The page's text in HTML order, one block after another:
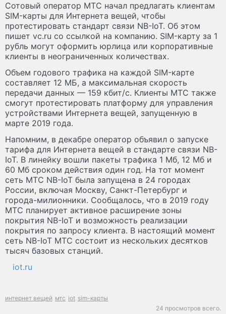
Сотовый оператор МТС начал предлагать клиентам
SIM-карты для Интернета вещей, чтобы
протестировать стандарт связи NB-IoT. Об этом
пишет vc.ru со ссылкой на компанию. SIM-карту за 1
рубль могут оформить юрлица или корпоративные
клиенты в неограниченных количествах.
Объем годового трафика на каждой SIM-карте
составляет 12 МБ, а максимальная скорость
передачи данных — 159 кбит/с. Клиенты МТС также
смогут протестировать платформу для управления
устройствами Интернета вещей, запущенную в
марте 2019 года.
Напомним, в декабре оператор объявил о запуске
тарифа для Интернета вещей в стандарте связи NB-
IoT. В линейку вошли пакеты трафика 1 Мб, 12 Мб и
60 Мб сроком действия один год. На тот момент
сеть МТС NB-IoT была запущена в 24 городах
России, включая Москву, Санкт-Петербург и
города-милионники. Сообщалось, что в 2019 году
МТС планирует активное расширение зоны
покрытия NB-IoT и возможность реализации
покрытия по запросу клиента. В настоящий момент
сеть NB-IoT МТС состоит из нескольких десятков
тысяч базовых станций.
iot.ru
интернет вещей мтс iot sim-карты
24 просмотров всего.